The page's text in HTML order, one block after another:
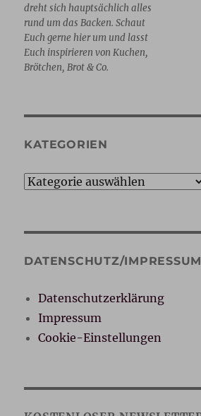
dreht sich hauptsächlich alles
rund um das Backen. Schaut
Euch gerne hier um und lasst
Euch inspirieren von Kuchen,
Brötchen, Brot & Co.
KATEGORIEN
Kategorien
DATENSCHUTZ/IMPRESSUM
Datenschutzerklärung
Impressum
Cookie-Einstellungen